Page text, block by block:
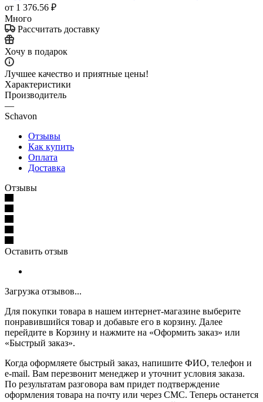
от 1 376.56 ₽
Много
Рассчитать доставку
Хочу в подарок
Лучшее качество и приятные цены!
Характеристики
Производитель
—
Schavon
Отзывы
Как купить
Оплата
Доставка
Отзывы
Оставить отзыв
Загрузка отзывов...
Для покупки товара в нашем интернет-магазине выберите
понравившийся товар и добавьте его в корзину. Далее
перейдите в Корзину и нажмите на «Оформить заказ» или
«Быстрый заказ».
Когда оформляете быстрый заказ, напишите ФИО, телефон и
e-mail. Вам перезвонит менеджер и уточнит условия заказа.
По результатам разговора вам придет подтверждение
оформления товара на почту или через СМС. Теперь останется